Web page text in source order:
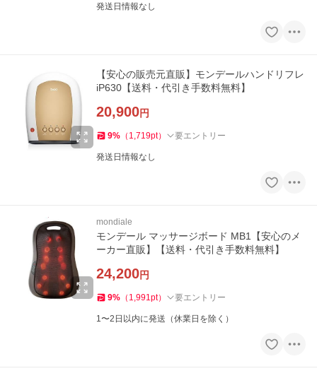
発送日情報なし
【安心の販売元直販】モンデールハンドリフレ
iP630【送料・代引き手数料無料】
20,900円
9% （ 1,719pt） 要エントリー
発送日情報なし
mondiale
モンデール マッサージボード MB1【安心のメ
ーカー直販】【送料・代引き手数料無料】
24,200円
9% （ 1,991pt） 要エントリー
1〜2日以内に発送（休業日を除く）